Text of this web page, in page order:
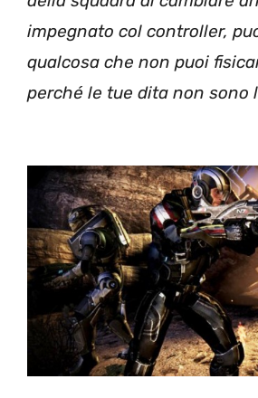
impegnato col controller,
qualcosa che non puoi
perché le tue dita non sono